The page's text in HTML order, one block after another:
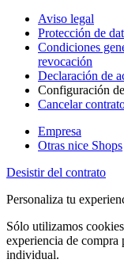
Aviso legal
Protección de
Condiciones
revocación
Declaración de
Configuración
Cancelar
Empresa
Otras nice Shops
Desistir del contrato
Personaliza tu
Sólo utilizamos
experiencia de compra
individual.